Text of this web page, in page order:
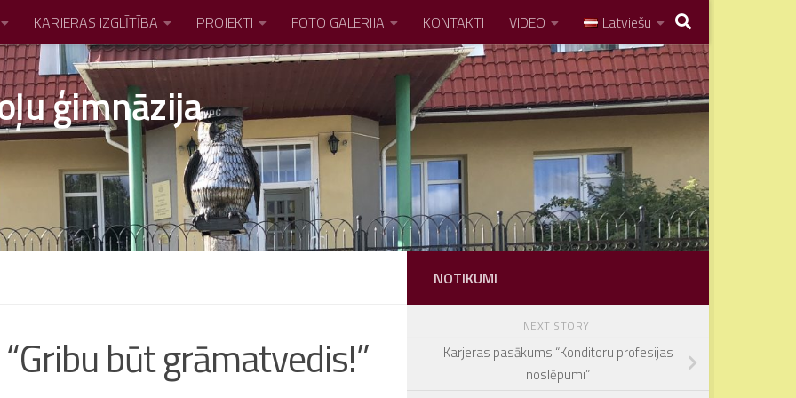
KARJERAS IZGLĪTĪBA PROJEKTI FOTO GALERIJA KONTAKTI VIDEO Latviešu
ģimnāzija
būt grāmatvedis!”
NOTIKUMI
NEXT STORY
Karjeras pasākums “Konditoru profesijas
noslēpumi”